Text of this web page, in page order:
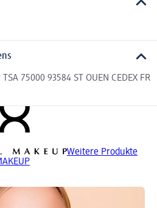
TSA 75000 93584 ST OUEN CEDEX FR
Weitere Produkte